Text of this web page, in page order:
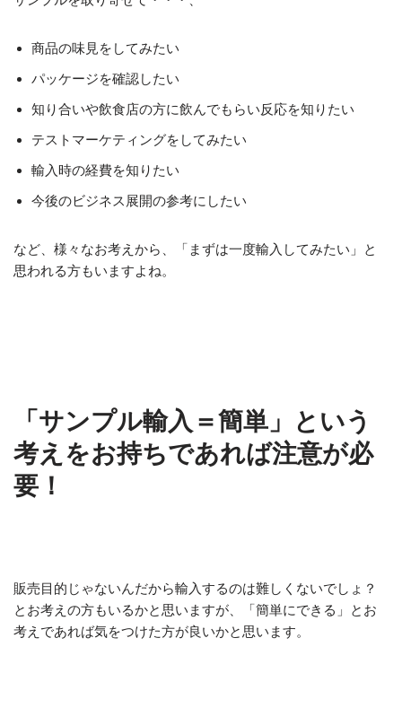
商品の味見をしてみたい
パッケージを確認したい
知り合いや飲食店の方に飲んでもらい反応を知りたい
テストマーケティングをしてみたい
輸入時の経費を知りたい
今後のビジネス展開の参考にしたい
など、様々なお考えから、「まずは一度輸入してみたい」と
思われる方もいますよね。
「サンプル輸入＝簡単」という
考えをお持ちであれば注意が必
要！
販売目的じゃないんだから輸入するのは難しくないでしょ？
とお考えの方もいるかと思いますが、「簡単にできる」とお
考えであれば気をつけた方が良いかと思います。